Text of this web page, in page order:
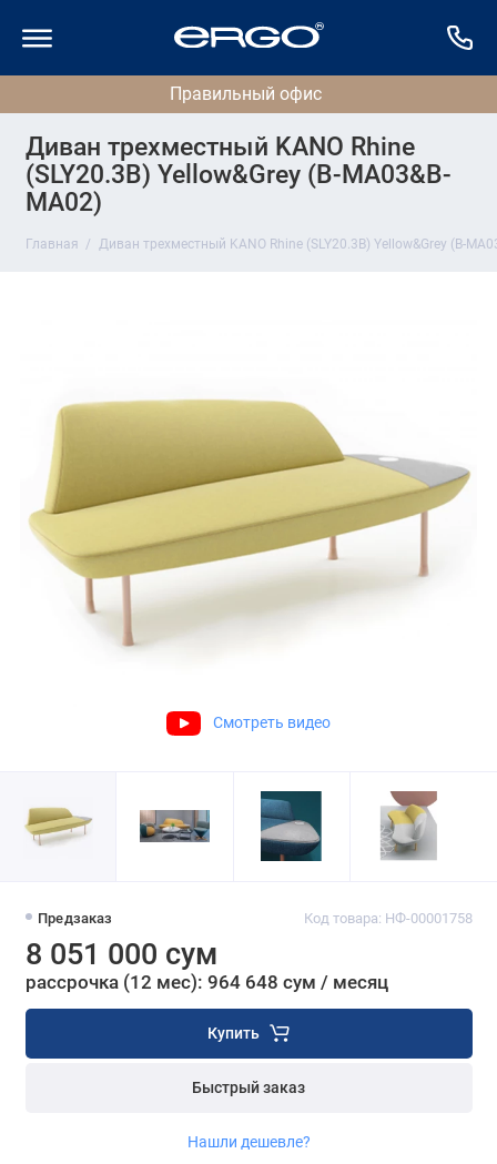
Диван трехместный KANO Rhine
(SLY20.3B) Yellow&Grey (B-MA03&B-
MA02)
Главная Диван трехместный KANO Rhine (SLY20.3B) Yellow&Grey (B-
Смотреть видео
Предзаказ Код товара: НФ-00001758
8 051 000 сум
рассрочка (12 мес): 964 648 сум / месяц
Купить
Быстрый заказ
Нашли дешевле?